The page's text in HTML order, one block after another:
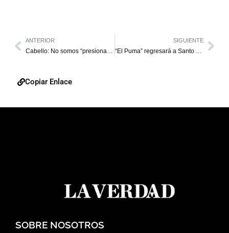
ANTERIOR
Cabello: No somos “presionables” ni por España, ni por EE. UU., ni UE, ni por nadie
SIGUIENTE
“El Puma” regresará a Santo Domingo con su concierto Atrévete
Copiar Enlace
SOBRE NOSOTROS